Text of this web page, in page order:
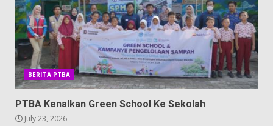
BERITA PTBA
PTBA Kenalkan Green School Ke Sekolah
July 23, 2026